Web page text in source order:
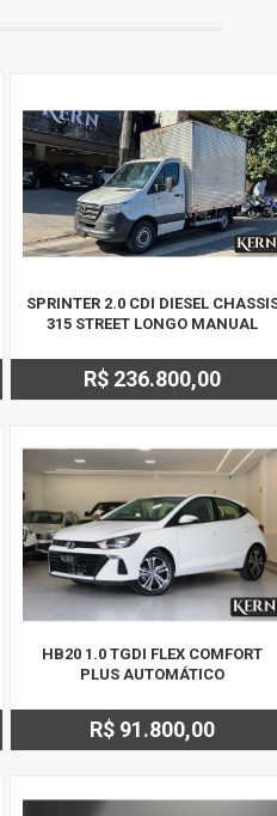
SPRINTER 2.0 CDI DIESEL
315 STREET LONGO MANUAL
R$ 236.800,00
HB20 1.0 TGDI FLEX COMFORT
PLUS AUTOMÁTICO
R$ 91.800,00